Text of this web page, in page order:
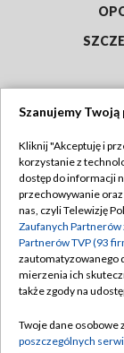
Abonament
Emisja w TVP
Centrum
Naziemna
Rada
Szanujemy
Kliknij "Akceptuję i
korzystanie z
dostęp do informacji
przechowywanie
nas, czyli Telewizję
Zaufanych Partnerów
Partnerów TVP (93
zautomatyzowanego
mierzenia ich
także zgody na
Twoje dane osobowe
poszczególnych